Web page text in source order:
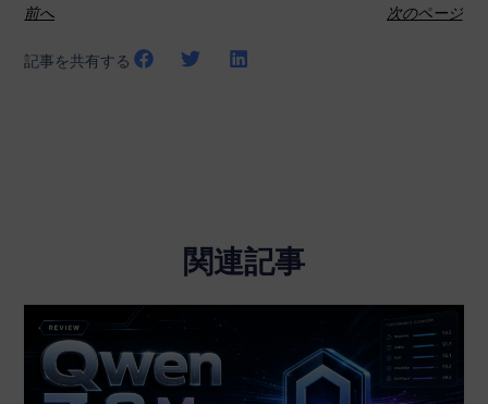
前へ 次のページ
記事を共有する
関連記事